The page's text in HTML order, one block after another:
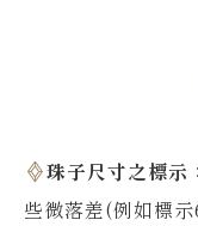
珠子尺寸之標示
些微落差(例如標